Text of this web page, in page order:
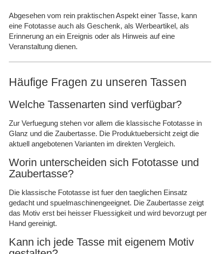
Abgesehen vom rein praktischen Aspekt einer Tasse, kann
eine Fototasse auch als Geschenk, als Werbeartikel, als
Erinnerung an ein Ereignis oder als Hinweis auf eine
Veranstaltung dienen.
Häufige Fragen zu unseren Tassen
Welche Tassenarten sind verfügbar?
Zur Verfuegung stehen vor allem die klassische Fototasse in
Glanz und die Zaubertasse. Die Produktuebersicht zeigt die
aktuell angebotenen Varianten im direkten Vergleich.
Worin unterscheiden sich Fototasse und
Zaubertasse?
Die klassische Fototasse ist fuer den taeglichen Einsatz
gedacht und spuelmaschinengeeignet. Die Zaubertasse zeigt
das Motiv erst bei heisser Fluessigkeit und wird bevorzugt per
Hand gereinigt.
Kann ich jede Tasse mit eigenem Motiv